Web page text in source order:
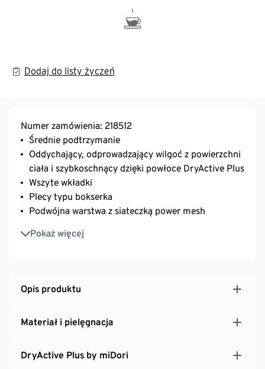
Dodaj do listy życzeń
Numer zamówienia: 218512
Średnie podtrzymanie
Oddychający, odprowadzający wilgoć z powierzchni
ciała i szybkoschnący dzięki powłoce DryActive Plus
Wszyte wkładki
Plecy typu bokserka
Podwójna warstwa z siateczką power mesh
Pokaż więcej
Optymalnie podtrzymuje biust dzięki szerokiej
taśmie gumowej pod biustem
Z zawartością markowego elastanu: zachowuje
Opis produktu
Materiał i pielęgnacja
DryActive Plus by miDori